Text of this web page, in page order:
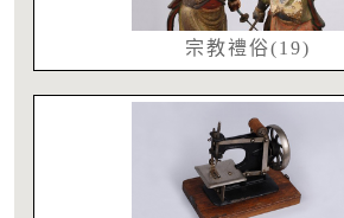
宗教禮俗(19)